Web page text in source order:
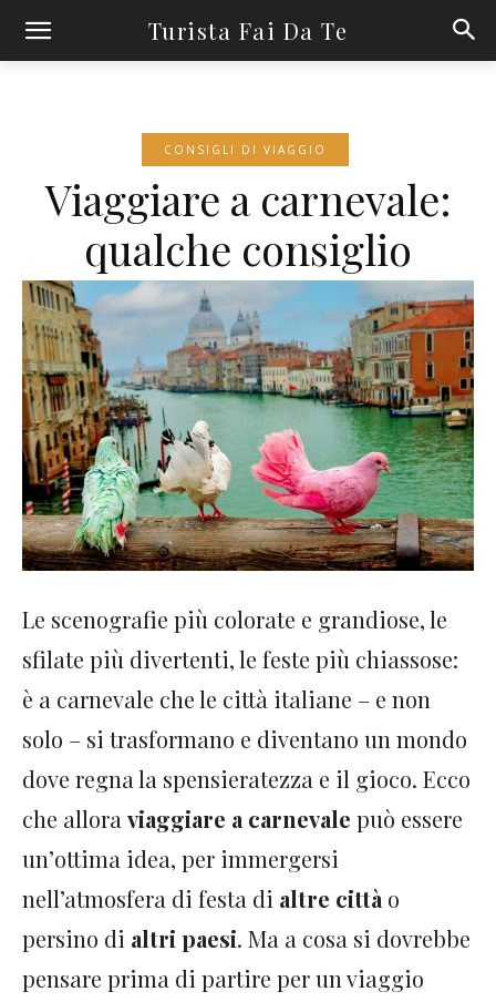
Turista Fai Da Te
CONSIGLI DI VIAGGIO
Viaggiare a carnevale:
qualche consiglio
Le scenografie più colorate e grandiose, le
sfilate più divertenti, le feste più chiassose:
è a carnevale che le città italiane – e non
solo – si trasformano e diventano un mondo
dove regna la spensieratezza e il gioco. Ecco
che allora viaggiare a carnevale può essere
un’ottima idea, per immergersi
nell’atmosfera di festa di altre città o
persino di altri paesi. Ma a cosa si dovrebbe
pensare prima di partire per un viaggio